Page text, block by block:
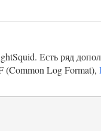
Есть ряд
(Common Log Format),